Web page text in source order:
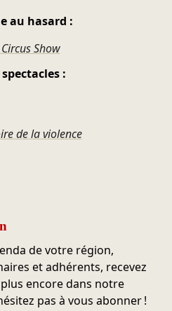
au hasard :
Show
:
de la violence
de votre région,
et adhérents, recevez
encore dans notre
pas à vous abonner !